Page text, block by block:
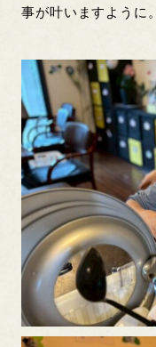
事が叶いますように。